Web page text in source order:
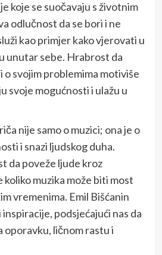
koje se suočavaju s životnim
odlučnost da se bori i ne
kao primjer kako vjerovati u
unutar sebe. Hrabrost da
svojim problemima motiviše
svoje mogućnosti i ulažu u
nije samo o muzici; ona je o
i snazi ljudskog duha.
da poveže ljude kroz
muzika može biti most
vremenima. Emil Bišćanin
podsjećajući nas da
oporavku, ličnom rastu i